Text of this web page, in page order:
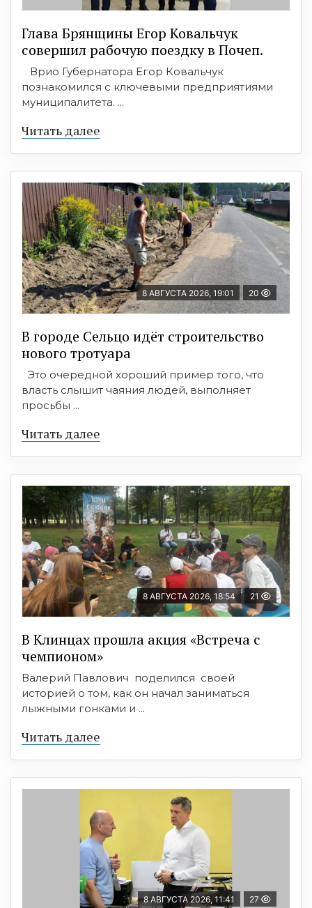
Глава Брянщины Егор Ковальчук
совершил рабочую поездку в Почеп.
Врио Губернатора Егор Ковальчук
познакомился с ключевыми предприятиями
муниципалитета. ...
Читать далее
8 АВГУСТА 2026, 19:01 20
В городе Сельцо идёт строительство
нового тротуара
Это очередной хороший пример того, что
власть слышит чаяния людей, выполняет
просьбы ...
Читать далее
8 АВГУСТА 2026, 18:54 21
В Клинцах прошла акция «Встреча с
чемпионом»
Валерий Павлович поделился своей
историей о том, как он начал заниматься
лыжными гонками и ...
Читать далее
8 АВГУСТА 2026, 11:41 27